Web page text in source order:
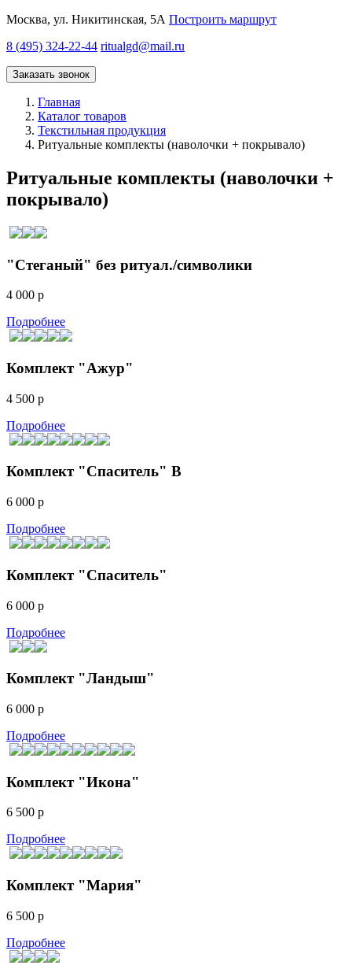
Москва, ул. Никитинская, 5А Построить маршрут
8 (495) 324-22-44 ritualgd@mail.ru
Заказать звонок
Главная
Каталог товаров
Текстильная продукция
Ритуальные комплекты (наволочки + покрывало)
Ритуальные комплекты (наволочки +
покрывало)
"Стеганый" без ритуал./символики
4 000 р
Подробнее
Комплект "Ажур"
4 500 р
Подробнее
Комплект "Спаситель" B
6 000 р
Подробнее
Комплект "Спаситель"
6 000 р
Подробнее
Комплект "Ландыш"
6 000 р
Подробнее
Комплект "Икона"
6 500 р
Подробнее
Комплект "Мария"
6 500 р
Подробнее